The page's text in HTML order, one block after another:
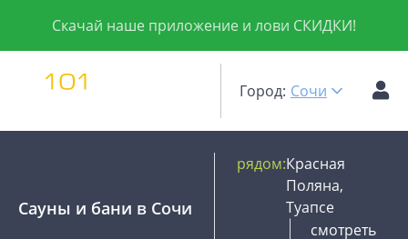
Скачай наше приложение и лови СКИДКИ!
Город: Сочи
Сауны и бани в Сочи
рядом:Красная
Поляна,
Туапсе
смотреть